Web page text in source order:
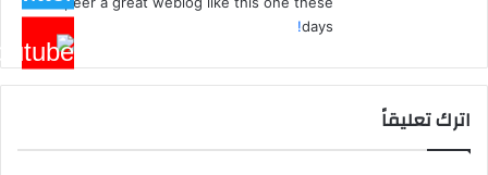
days
!
اترك تعليقاً